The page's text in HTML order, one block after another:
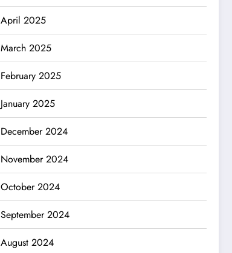
April 2025
March 2025
February 2025
January 2025
December 2024
November 2024
October 2024
September 2024
August 2024